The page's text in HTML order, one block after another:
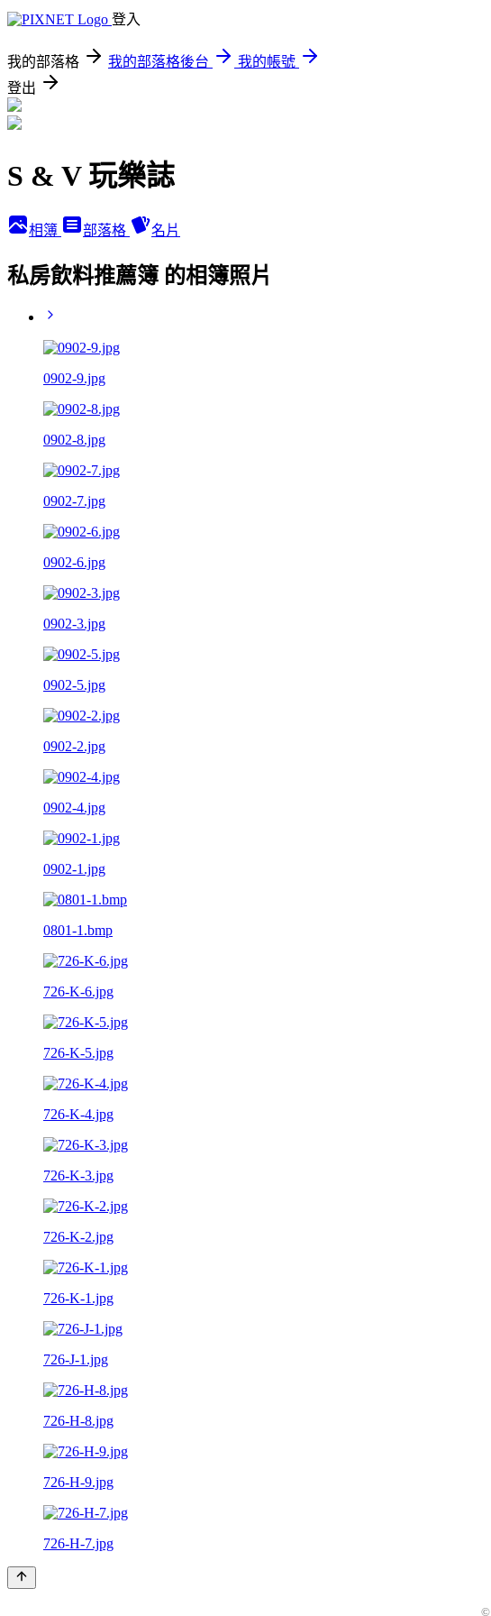
登入
我的部落格 我的部落格後台
我的帳號
登出
S & V 玩樂誌
相簿 部落格 名片
私房飲料推薦簿 的相簿照片
0902-9.jpg
0902-8.jpg
0902-7.jpg
0902-6.jpg
0902-3.jpg
0902-5.jpg
0902-2.jpg
0902-4.jpg
0902-1.jpg
0801-1.bmp
726-K-6.jpg
726-K-5.jpg
726-K-4.jpg
726-K-3.jpg
726-K-2.jpg
726-K-1.jpg
726-J-1.jpg
726-H-8.jpg
726-H-9.jpg
726-H-7.jpg
©